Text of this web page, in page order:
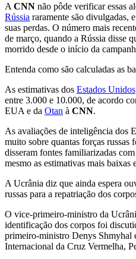
A CNN não pôde verificar essas
Rússia raramente são divulgadas,
suas perdas. O número mais
de março, quando a Rússia disse
morrido desde o início da
Entenda como são calculadas as
As estimativas dos Estados Unidos
entre 3.000 e 10.000, de acordo
EUA e da Otan à CNN.
As avaliações de inteligência dos
muito sobre quantas forças russas
disseram fontes familiarizadas
mesmo as estimativas mais baixas
A Ucrânia diz que ainda espera
russas para a repatriação dos
O vice-primeiro-ministro da
identificação dos corpos foi
primeiro-ministro Denys Shmyhal
Internacional da Cruz Vermelha,